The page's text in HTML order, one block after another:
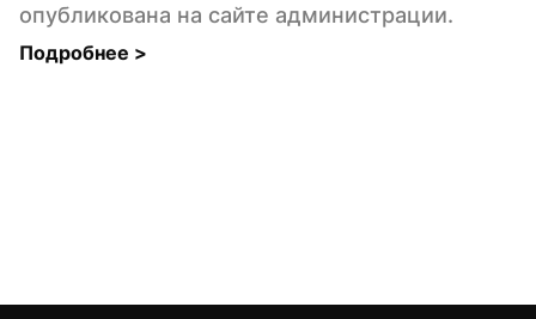
опубликована на сайте администрации.
Подробнее >